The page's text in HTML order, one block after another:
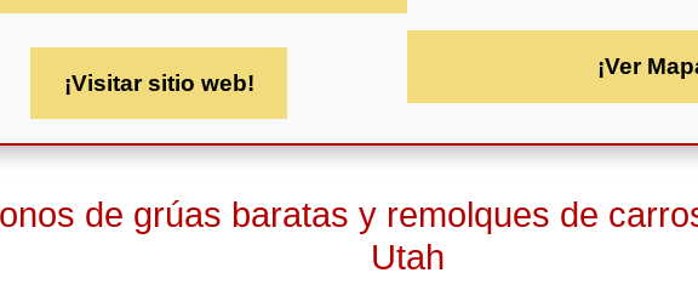
¡Visitar sitio web!
¡Ver
de grúas baratas y remolques de
Utah